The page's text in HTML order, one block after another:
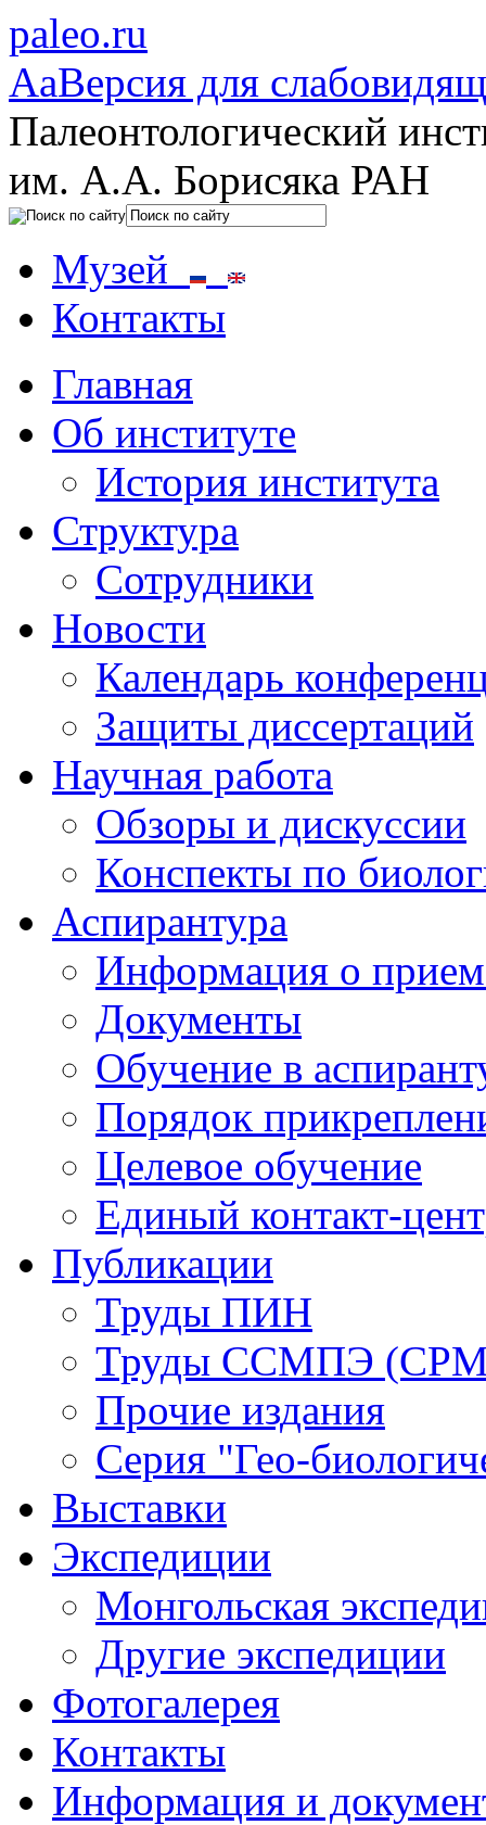
paleo.ru
AaВерсия для
Палеонтологический
им. А.А. Борисяка РАН
Музей
Контакты
Главная
Об институте
История института
Структура
Сотрудники
Новости
Календарь
Защиты диссертаций
Научная работа
Обзоры и дискуссии
Конспекты по
Аспирантура
Информация о
Документы
Обучение в
Порядок
Целевое обучение
Единый контакт-
Публикации
Труды ПИН
Труды ССМПЭ
Прочие издания
Серия "Гео-
Выставки
Экспедиции
Монгольская
Другие экспедиции
Фотогалерея
Контакты
Информация и